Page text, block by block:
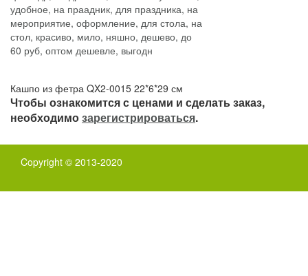
Кашпо из фетра QX2-0015 22*6*29 см
Чтобы ознакомится с ценами и сделать заказ,
необходимозарегистрироваться.
Copyright © 2013-2020